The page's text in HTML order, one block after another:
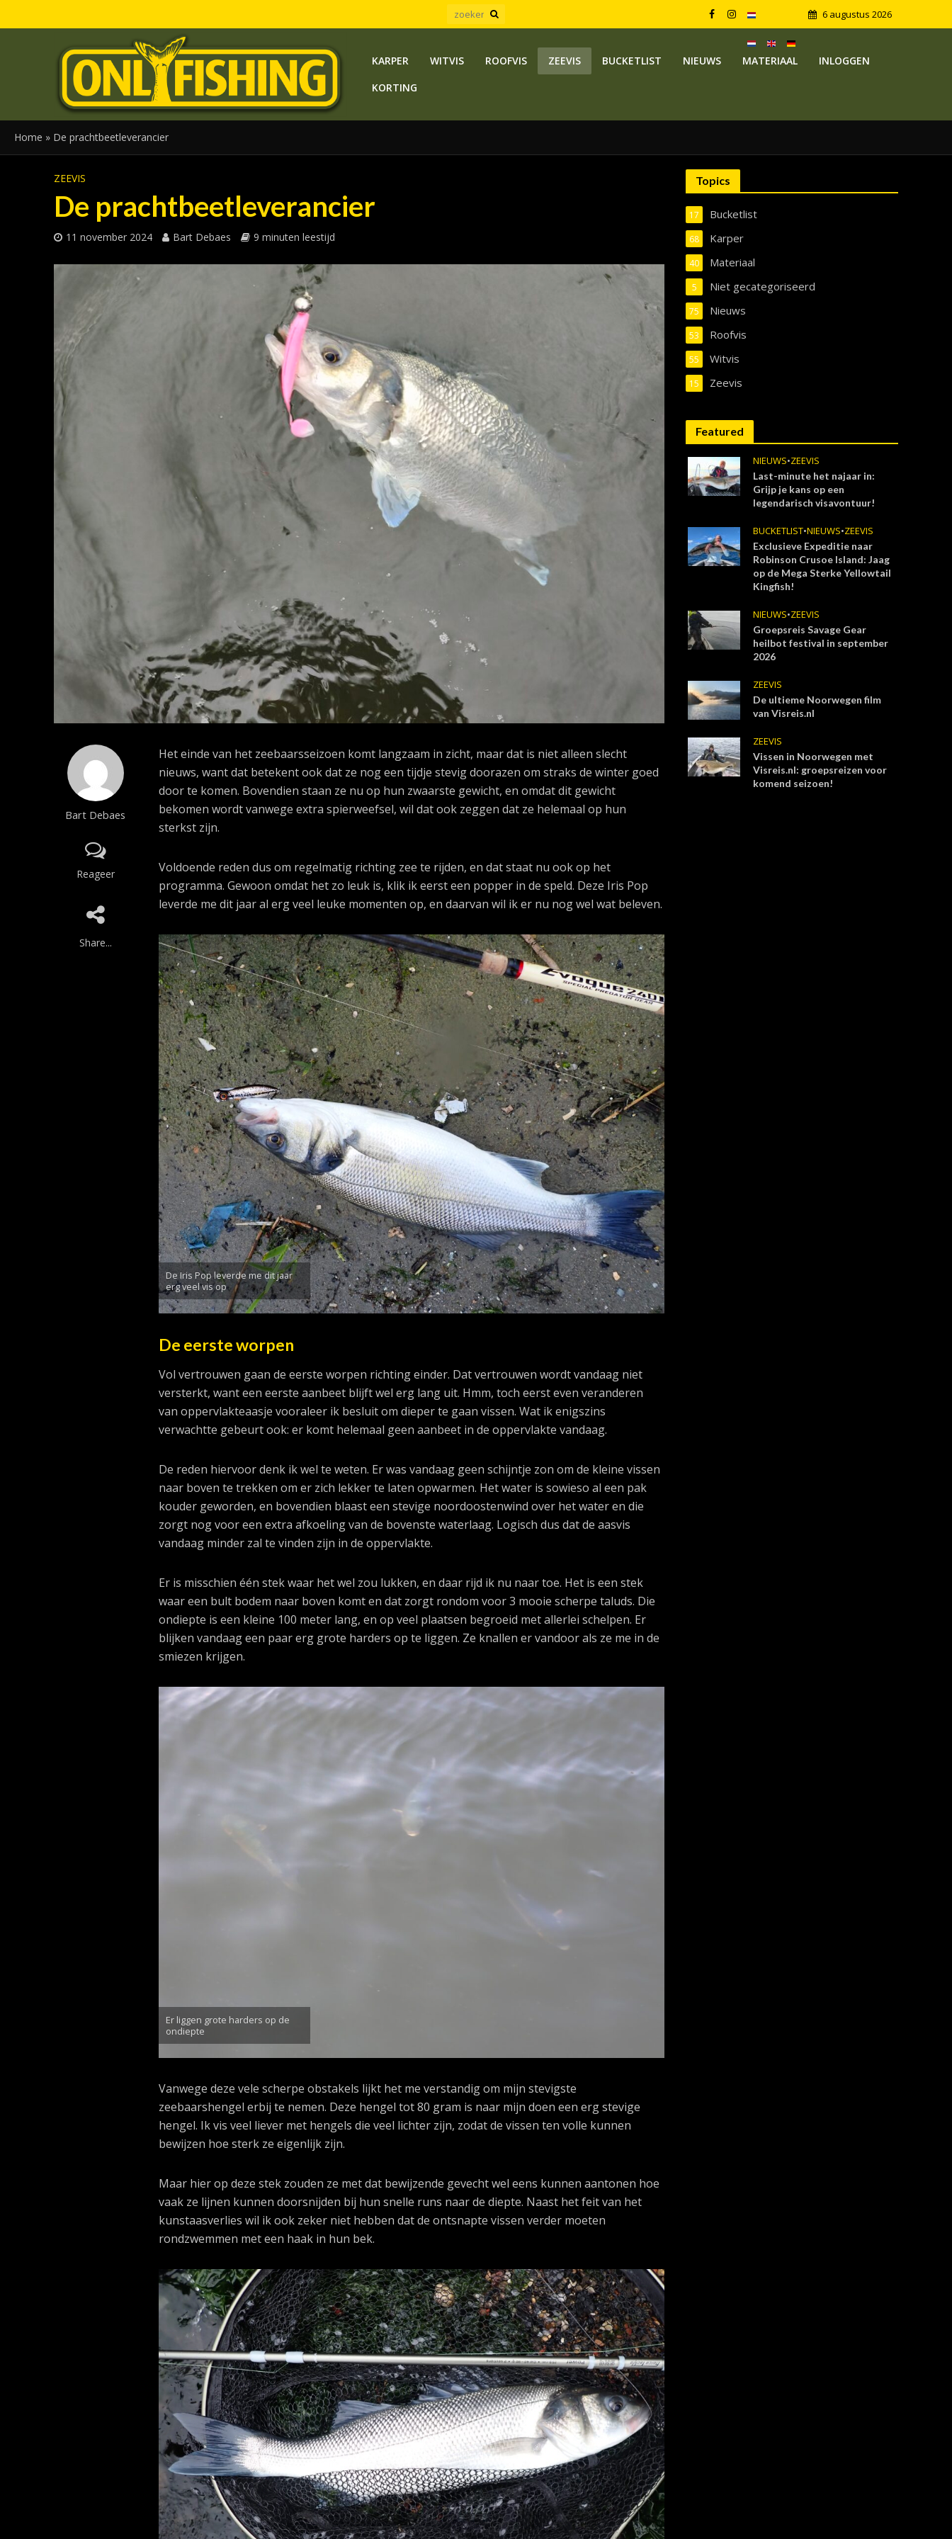
6 augustus 2026
KARPER WITVIS ROOFVIS ZEEVIS BUCKETLIST NIEUWS MATERIAAL
INLOGGEN
KORTING
Home » De prachtbeetleverancier
ZEEVIS
De prachtbeetleverancier
11 november 2024 Bart Debaes 9 minuten leestijd
Bart Debaes
Reageer
Share...
Het einde van het zeebaarsseizoen komt langzaam in zicht, maar dat is niet alleen slecht
nieuws, want dat betekent ook dat ze nog een tijdje stevig doorazen om straks de winter goed
door te komen. Bovendien staan ze nu op hun zwaarste gewicht, en omdat dit gewicht
bekomen wordt vanwege extra spierweefsel, wil dat ook zeggen dat ze helemaal op hun
sterkst zijn.
Voldoende reden dus om regelmatig richting zee te rijden, en dat staat nu ook op het
programma. Gewoon omdat het zo leuk is, klik ik eerst een popper in de speld. Deze Iris Pop
leverde me dit jaar al erg veel leuke momenten op, en daarvan wil ik er nu nog wel wat beleven.
De Iris Pop leverde me dit jaar
erg veel vis op
De eerste worpen
Vol vertrouwen gaan de eerste worpen richting einder. Dat vertrouwen wordt vandaag niet
versterkt, want een eerste aanbeet blijft wel erg lang uit. Hmm, toch eerst even veranderen
van oppervlakteaasje vooraleer ik besluit om dieper te gaan vissen. Wat ik enigszins
verwachtte gebeurt ook: er komt helemaal geen aanbeet in de oppervlakte vandaag.
De reden hiervoor denk ik wel te weten. Er was vandaag geen schijntje zon om de kleine vissen
naar boven te trekken om er zich lekker te laten opwarmen. Het water is sowieso al een pak
kouder geworden, en bovendien blaast een stevige noordoostenwind over het water en die
zorgt nog voor een extra afkoeling van de bovenste waterlaag. Logisch dus dat de aasvis
vandaag minder zal te vinden zijn in de oppervlakte.
Er is misschien één stek waar het wel zou lukken, en daar rijd ik nu naar toe. Het is een stek
waar een bult bodem naar boven komt en dat zorgt rondom voor 3 mooie scherpe taluds. Die
ondiepte is een kleine 100 meter lang, en op veel plaatsen begroeid met allerlei schelpen. Er
blijken vandaag een paar erg grote harders op te liggen. Ze knallen er vandoor als ze me in de
smiezen krijgen.
Er liggen grote harders op de
ondiepte
Vanwege deze vele scherpe obstakels lijkt het me verstandig om mijn stevigste
zeebaarshengel erbij te nemen. Deze hengel tot 80 gram is naar mijn doen een erg stevige
hengel. Ik vis veel liever met hengels die veel lichter zijn, zodat de vissen ten volle kunnen
bewijzen hoe sterk ze eigenlijk zijn.
Maar hier op deze stek zouden ze met dat bewijzende gevecht wel eens kunnen aantonen hoe
vaak ze lijnen kunnen doorsnijden bij hun snelle runs naar de diepte. Naast het feit van het
kunstaasverlies wil ik ook zeker niet hebben dat de ontsnapte vissen verder moeten
rondzwemmen met een haak in hun bek.
Topics
Bucketlist
17
Karper
68
Materiaal
40
Niet gecategoriseerd
5
Nieuws
75
Roofvis
53
Witvis
55
Zeevis
15
Featured
NIEUWS•ZEEVIS
Last-minute het najaar in:
Grijp je kans op een
legendarisch visavontuur!
BUCKETLIST•NIEUWS•ZEEVIS
Exclusieve Expeditie naar
Robinson Crusoe Island: Jaag
op de Mega Sterke Yellowtail
Kingfish!
NIEUWS•ZEEVIS
Groepsreis Savage Gear
heilbot festival in september
2026
ZEEVIS
De ultieme Noorwegen film
van Visreis.nl
ZEEVIS
Vissen in Noorwegen met
Visreis.nl: groepsreizen voor
komend seizoen!